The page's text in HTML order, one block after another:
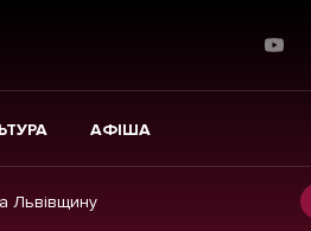
АФІША
Львівщину